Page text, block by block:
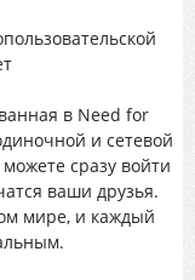
в Need for
и сетевой
сразу войти
ваши друзья.
мире, и каждый